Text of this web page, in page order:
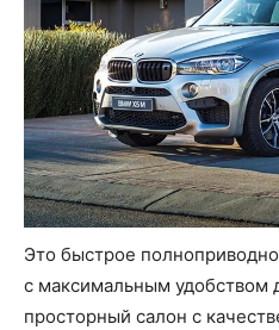
Это быстрое
с максимальным удобством
просторный салон с